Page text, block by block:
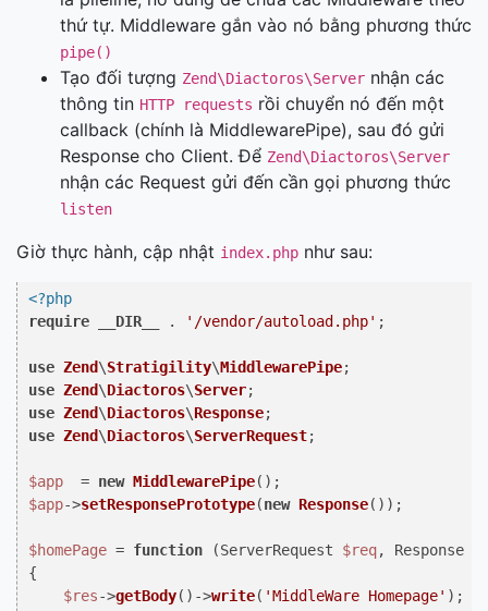
thứ tự. Middleware gắn vào nó bằng phương thức
pipe()
Tạo đối tượng Zend\Diactoros\Server nhận các
thông tin HTTP requests rồi chuyển nó đến một
callback (chính là MiddlewarePipe), sau đó gửi
Response cho Client. Để Zend\Diactoros\Server
nhận các Request gửi đến cần gọi phương thức
listen
Giờ thực hành, cập nhật index.php như sau:
<?php
require
__DIR__ . '/vendor/autoload.php' ;
use Zend\Stratigility\MiddlewarePipe
use Zend\Diactoros\Server
use Zend\Diactoros\Response
use Zend\Diactoros\ServerRequest;
$app
  =
new MiddlewarePipe
$app->setResponsePrototype(new Response());
$homePage = function (ServerRequest $req, Response
{
$res->getBody()->write( 'MiddleWare Homepage' );